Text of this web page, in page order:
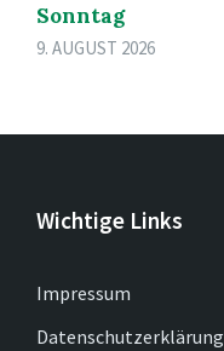
Sonntag
9. AUGUST 2026
Wichtige Links
Impressum
Datenschutzerklärung